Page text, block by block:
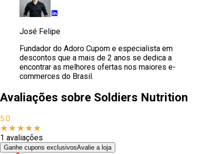
José Felipe
Fundador do Adoro Cupom e especialista em
descontos que a mais de 2 anos se dedica a
encontrar as melhores ofertas nos maiores e-
commerces do Brasil.
Avaliações sobre Soldiers Nutrition
5.0
★ ★ ★ ★ ★
1 avaliações
Ganhe cupons exclusivosAvalie a loja